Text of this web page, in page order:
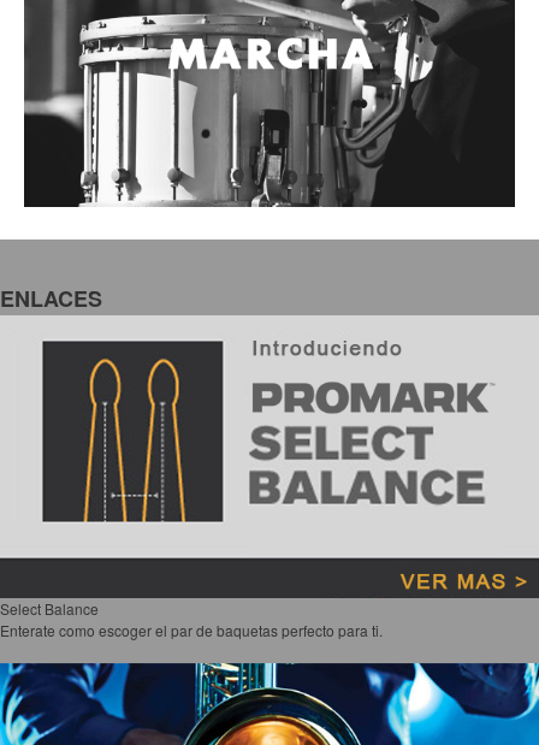
Guitarra Electrica
Bajo
Violin
Otros instrumentos de arco
Otros instrumentos de Cuerdas
ENLACES
Select Balance
Enterate como escoger el par de baquetas perfecto para ti.